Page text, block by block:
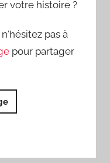
votre histoire ?
pas à
pour partager